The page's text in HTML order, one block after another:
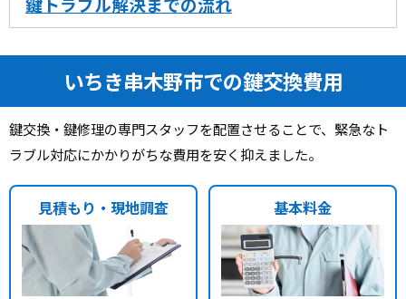
いちき串木野市での鍵交換費用
鍵交換・鍵修理の専門スタッフを配置させることで、緊急なト
ラブル対応にかかりがちな費用を安く抑えました。
見積もり・現地調査 基本料金